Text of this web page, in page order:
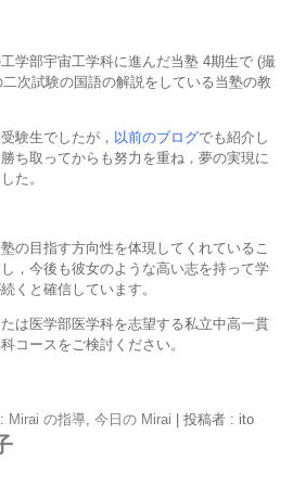
学部宇宙工学科に進んだ当塾 4期生で (撮
次試験の国語の解説をしている当塾の教
験生でしたが， 以前のブログでも紹介し
ち取ってからも努力を重ね，夢の実現に
た。
の目指す方向性を体現してくれているこ
，今後も彼女のような高い志を持って学
くと確信しています。
は医学部医学科を志望する私立中高一貫
コースをご検討ください。
Mirai の指導 今日の Mirai 投稿者 : ito